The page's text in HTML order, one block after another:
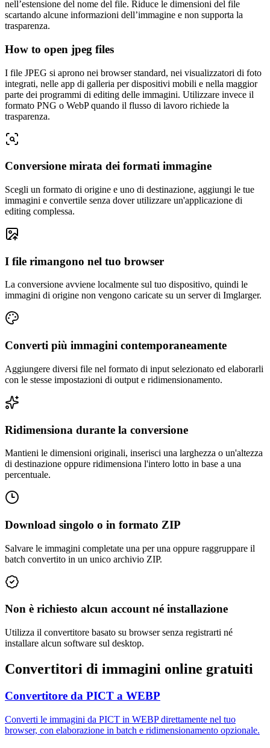
nell’estensione del nome del file. Riduce le dimensioni del file
scartando alcune informazioni dell’immagine e non supporta la
trasparenza.
How to open jpeg files
I file JPEG si aprono nei browser standard, nei visualizzatori di foto
integrati, nelle app di galleria per dispositivi mobili e nella maggior
parte dei programmi di editing delle immagini. Utilizzare invece il
formato PNG o WebP quando il flusso di lavoro richiede la
trasparenza.
Conversione mirata dei formati immagine
Scegli un formato di origine e uno di destinazione, aggiungi le tue
immagini e convertile senza dover utilizzare un'applicazione di
editing complessa.
I file rimangono nel tuo browser
La conversione avviene localmente sul tuo dispositivo, quindi le
immagini di origine non vengono caricate su un server di Imglarger.
Converti più immagini contemporaneamente
Aggiungere diversi file nel formato di input selezionato ed elaborarli
con le stesse impostazioni di output e ridimensionamento.
Ridimensiona durante la conversione
Mantieni le dimensioni originali, inserisci una larghezza o un'altezza
di destinazione oppure ridimensiona l'intero lotto in base a una
percentuale.
Download singolo o in formato ZIP
Salvare le immagini completate una per una oppure raggruppare il
batch convertito in un unico archivio ZIP.
Non è richiesto alcun account né installazione
Utilizza il convertitore basato su browser senza registrarti né
installare alcun software sul desktop.
Convertitori di immagini online gratuiti
Convertitore da PICT a WEBP
Converti le immagini da PICT in WEBP direttamente nel tuo
browser, con elaborazione in batch e ridimensionamento opzionale.